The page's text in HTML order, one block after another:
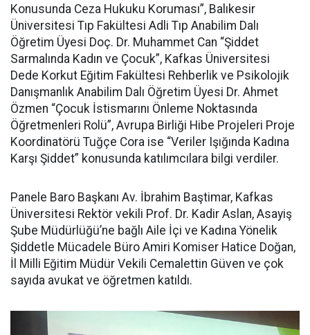
Konusunda Ceza Hukuku Koruması”, Balıkesir
Üniversitesi Tıp Fakültesi Adli Tıp Anabilim Dalı
Öğretim Üyesi Doç. Dr. Muhammet Can “Şiddet
Sarmalında Kadın ve Çocuk”, Kafkas Üniversitesi
Dede Korkut Eğitim Fakültesi Rehberlik ve Psikolojik
Danışmanlık Anabilim Dalı Öğretim Üyesi Dr. Ahmet
Özmen “Çocuk İstismarını Önleme Noktasında
Öğretmenleri Rolü”, Avrupa Birliği Hibe Projeleri Proje
Koordinatörü Tuğçe Cora ise “Veriler Işığında Kadına
Karşı Şiddet” konusunda katılımcılara bilgi verdiler.
Panele Baro Başkanı Av. İbrahim Baştimar, Kafkas
Üniversitesi Rektör vekili Prof. Dr. Kadir Aslan, Asayiş
Şube Müdürlüğü’ne bağlı Aile İçi ve Kadına Yönelik
Şiddetle Mücadele Büro Amiri Komiser Hatice Doğan,
İl Milli Eğitim Müdür Vekili Cemalettin Güven ve çok
sayıda avukat ve öğretmen katıldı.